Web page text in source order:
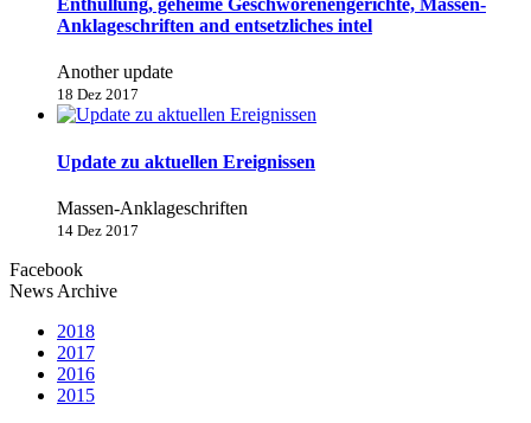
Enthüllung, geheime Geschworenengerichte, Massen-
Anklageschriften and entsetzliches intel
Another update
18 Dez 2017
Update zu aktuellen Ereignissen
Massen-Anklageschriften
14 Dez 2017
Facebook
News Archive
2018
2017
2016
2015